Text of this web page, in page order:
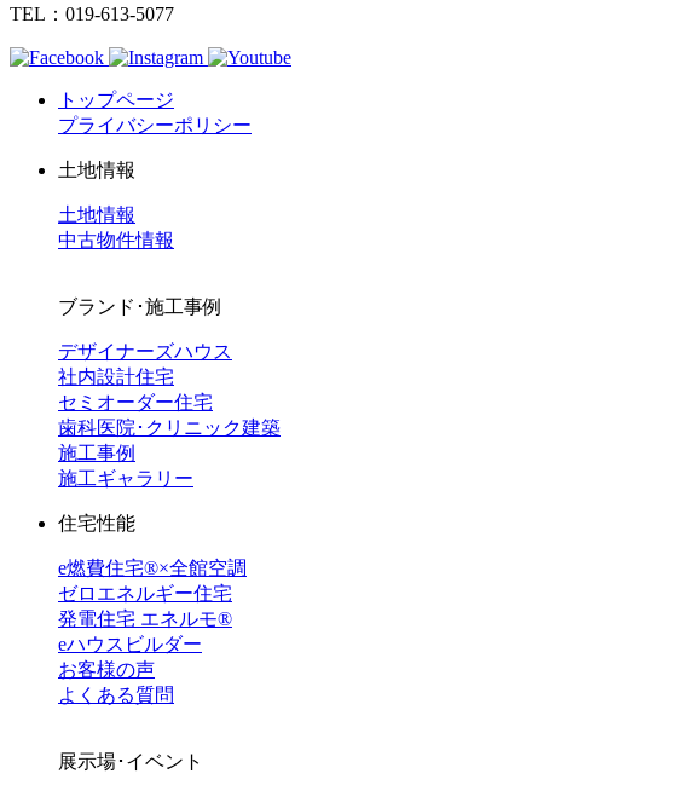
TEL：019-613-5077
トップページ
プライバシーポリシー
土地情報
土地情報
中古物件情報
ブランド･施工事例
デザイナーズハウス
社内設計住宅
セミオーダー住宅
歯科医院･クリニック建築
施工事例
施工ギャラリー
住宅性能
e燃費住宅®︎×全館空調
ゼロエネルギー住宅
発電住宅 エネルモ®
eハウスビルダー
お客様の声
よくある質問
展示場･イベント